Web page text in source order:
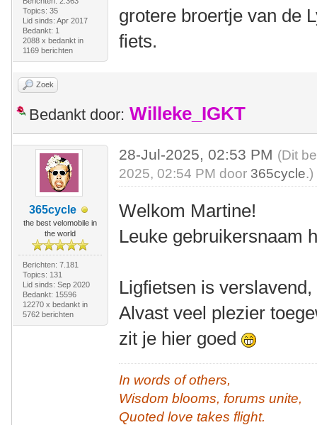
Topics: 35
Lid sinds: Apr 2017
Bedankt: 1
2088 x bedankt in
1169 berichten
grotere broertje van de
fiets.
Zoek
Bedankt door: Willeke_IGKT
365cycle
the best velomobile in
the world
Berichten: 7.181
Topics: 131
Lid sinds: Sep 2020
Bedankt: 15596
12270 x bedankt in
5762 berichten
28-Jul-2025, 02:53 PM (Dit
2025, 02:54 PM door 365cycle.)
Welkom Martine!
Leuke gebruikersnaam
Ligfietsen is
Alvast veel plezier
zit je hier goed
In words of others,
Wisdom blooms, forums unite,
Quoted love takes flight.